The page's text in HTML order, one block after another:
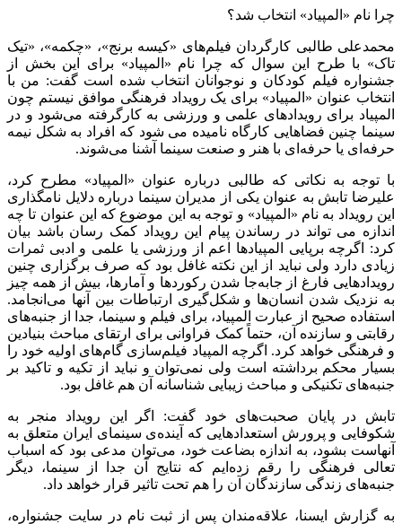
چرا نام «المپیاد» انتخاب شد؟
محمدعلی طالبی کارگردان فیلم‌های «کیسه برنج»، «چکمه»، «تیک
تاک» با طرح این سوال که چرا نام «المپیاد» برای این بخش از
جشنواره فیلم کودکان و نوجوانان انتخاب شده است گفت: من با
انتخاب عنوان «المپیاد» برای یک رویداد فرهنگی موافق نیستم چون
المپیاد برای رویدادهای علمی و ورزشی به کارگرفته می‌شود و در
سینما چنین فضاهایی کارگاه نامیده می شود که افراد به شکل نیمه
حرفه‌ای یا حرفه‌ای با هنر و صنعت سینما آشنا می‌شوند.
با توجه به نکاتی که طالبی درباره عنوان «المپیاد» مطرح کرد،
علیرضا تابش به عنوان یکی از مدیران سینما درباره دلایل نامگذاری
این رویداد به نام «المپیاد» و توجه به این موضوع که این عنوان تا چه
اندازه می تواند در رساندن پیام این رویداد کمک رسان باشد بیان
کرد: اگرچه برپایی المپیادها اعم از ورزشی یا علمی و ادبی ثمرات
زیادی دارد ولی نباید از این نکته غافل بود که صرف برگزاری چنین
رویدادهایی فارغ از جابه‌جا شدن رکوردها و آمارها، بیش از همه چیز
به نزدیک شدن انسان‌ها و شکل‌گیری ارتباطات بین آنها می‌انجامد.
استفاده صحیح از عبارت المپیاد، برای فیلم و سینما، جدا از جنبه‌های
رقابتی و سازنده‌ آن، حتماً کمک فراوانی برای ارتقای مباحث بنیادین
و فرهنگی خواهد کرد. اگرچه المپیاد فیلم‌سازی گام‌های اولیه خود را
بسیار محکم برداشته است ولی نمی‌توان و نباید از تکیه و تاکید بر
جنبه‌های تکنیکی و مباحث زیبایی شناسانه آن هم غافل بود.
تابش در پایان صحبت‌های خود گفت: اگر این رویداد منجر به
شکوفایی و پرورش استعدادهایی که آینده‌ی سینمای ایران متعلق به
آنهاست بشود، به اندازه بضاعت خود، می‌توان مدعی بود که اسباب
تعالی فرهنگی را رقم زده‌ایم که نتایج آن جدا از سینما، دیگر
جنبه‌های زندگی سازندگان آن را هم تحت تاثیر قرار خواهد داد.
به گزارش ایسنا، علاقه‌مندان پس از ثبت نام در سایت جشنواره،